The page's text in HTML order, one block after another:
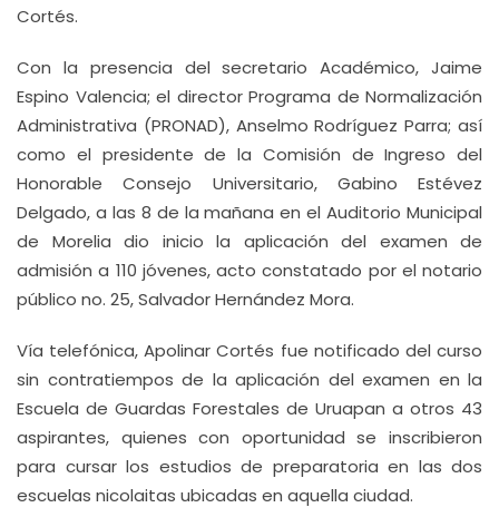
Cortés.
Con la presencia del secretario Académico, Jaime
Espino Valencia; el director Programa de Normalización
Administrativa (PRONAD), Anselmo Rodríguez Parra; así
como el presidente de la Comisión de Ingreso del
Honorable Consejo Universitario, Gabino Estévez
Delgado, a las 8 de la mañana en el Auditorio Municipal
de Morelia dio inicio la aplicación del examen de
admisión a 110 jóvenes, acto constatado por el notario
público no. 25, Salvador Hernández Mora.
Vía telefónica, Apolinar Cortés fue notificado del curso
sin contratiempos de la aplicación del examen en la
Escuela de Guardas Forestales de Uruapan a otros 43
aspirantes, quienes con oportunidad se inscribieron
para cursar los estudios de preparatoria en las dos
escuelas nicolaitas ubicadas en aquella ciudad.